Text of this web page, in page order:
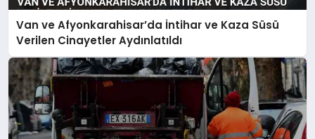
Van ve Afyonkarahisar’da İntihar ve Kaza Süsü
Verilen Cinayetler Aydınlatıldı